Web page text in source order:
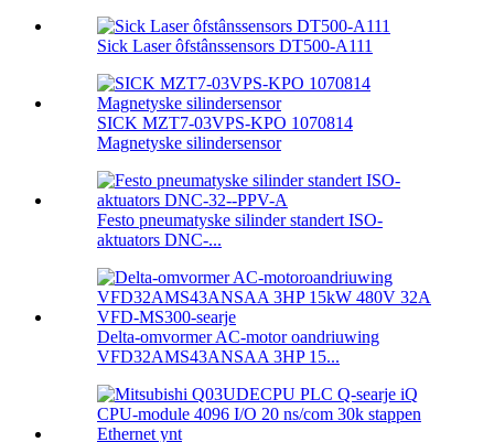
Sick Laser ôfstânssensors DT500-A111
SICK MZT7-03VPS-KPO 1070814
Magnetyske silindersensor
Festo pneumatyske silinder standert ISO-
aktuators DNC-...
Delta-omvormer AC-motor oandriuwing
VFD32AMS43ANSAA 3HP 15...